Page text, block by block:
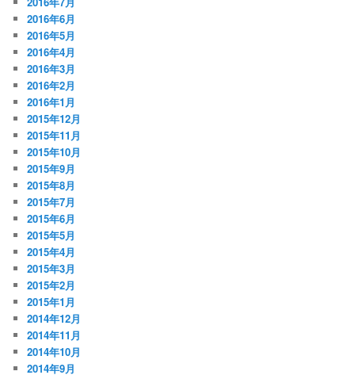
2016年6月
2016年5月
2016年4月
2016年3月
2016年2月
2016年1月
2015年12月
2015年11月
2015年10月
2015年9月
2015年8月
2015年7月
2015年6月
2015年5月
2015年4月
2015年3月
2015年2月
2015年1月
2014年12月
2014年11月
2014年10月
2014年9月